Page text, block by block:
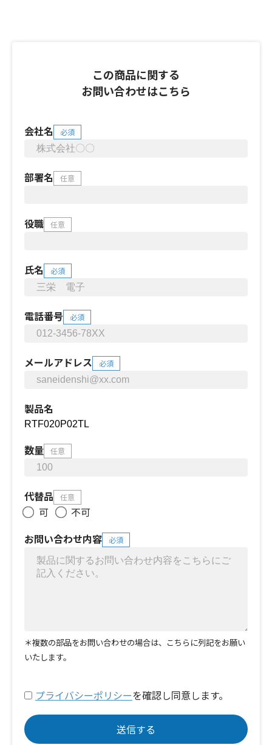
この商品に関する
お問い合わせはこちら
会社名 必須
部署名 任意
役職 任意
氏名 必須
電話番号 必須
メールアドレス 必須
製品名
数量 任意
代替品 任意
可
不可
お問い合わせ内容
必須
＊複数の部品をお問い合わせの場合は、こちらに列記をお願い
いたします。
プライバシーポリシーを確認し同意します。